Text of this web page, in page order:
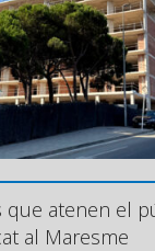
que atenen el
al Maresme